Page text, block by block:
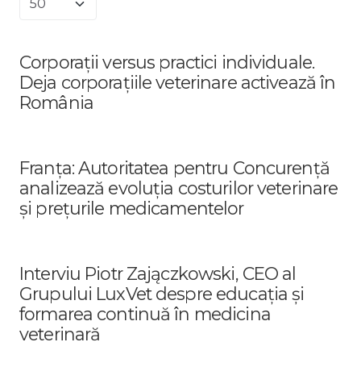
Corporații versus practici individuale.
Deja corporațiile veterinare activează în
România
Franța: Autoritatea pentru Concurență
analizează evoluția costurilor veterinare
și prețurile medicamentelor
Interviu Piotr Zajączkowski, CEO al
Grupului LuxVet despre educația și
formarea continuă în medicina
veterinară